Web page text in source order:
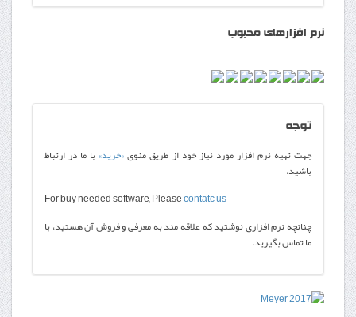
نرم افزارهای محبوب
توجه
جهت تهیه نرم افزار مورد نیاز خود از طریق منوی«خرید» با ما در ارتباط
باشید.
For buy needed software, Pleasecontatc us
چنانچه نرم افزاری نوشتید که علاقه مند به معرفی و فروش آن هستید، با
ما تماس بگیرید.